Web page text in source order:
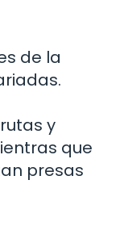
de la
y
que
presas